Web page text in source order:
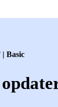
Basic